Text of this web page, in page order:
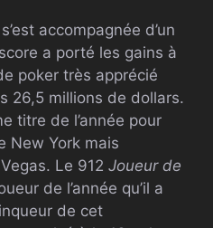
accompagnée d’un
a porté les gains à
poker très apprécié
26,5 millions de dollars.
titre de l’année pour
New York mais
Le 912 Joueur de
de l’année qu’il a
de cet